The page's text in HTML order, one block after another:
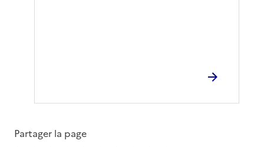
Partager la page